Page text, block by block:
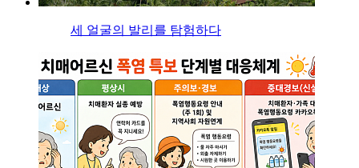
세 얼굴의 발리를 탐험하다